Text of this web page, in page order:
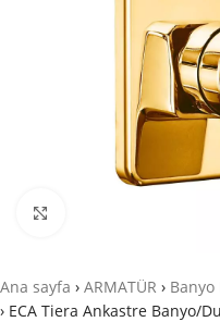
Ana sayfa › ARMATÜR › Banyo
› ECA Tiera Ankastre Banyo/